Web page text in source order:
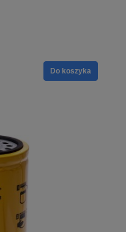
Do koszyka